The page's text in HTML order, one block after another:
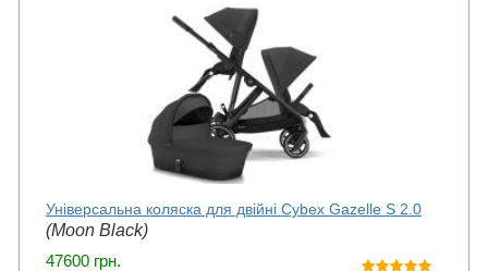
Універсальна коляска для двійні Cybex Gazelle S 2.0
(Moon Black)
47600 грн.